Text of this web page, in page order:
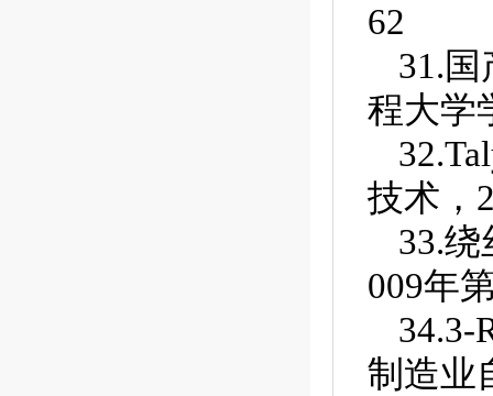
62
31.
程大学
技术，
33.
009年
34.3-
制造业